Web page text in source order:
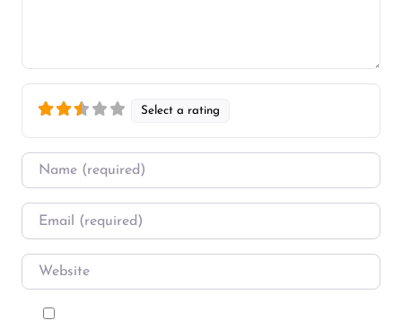
Select a rating
Name
Email
Website